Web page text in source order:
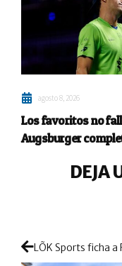
agosto 8, 2026
Los favoritos no
Augsburger
DEJA